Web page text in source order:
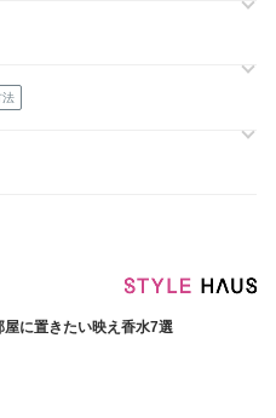
、完売となる場合もございます。
法
に置きたい映え香水7選